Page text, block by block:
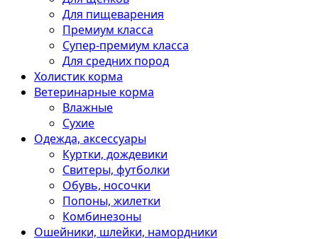
Для пищеварения
Премиум класса
Супер-премиум класса
Для средних пород
Холистик корма
Ветеринарные корма
Влажные
Сухие
Одежда, аксессуары
Куртки, дождевики
Свитеры, футболки
Обувь, носочки
Попоны, жилетки
Комбинезоны
Ошейники, шлейки, намордники